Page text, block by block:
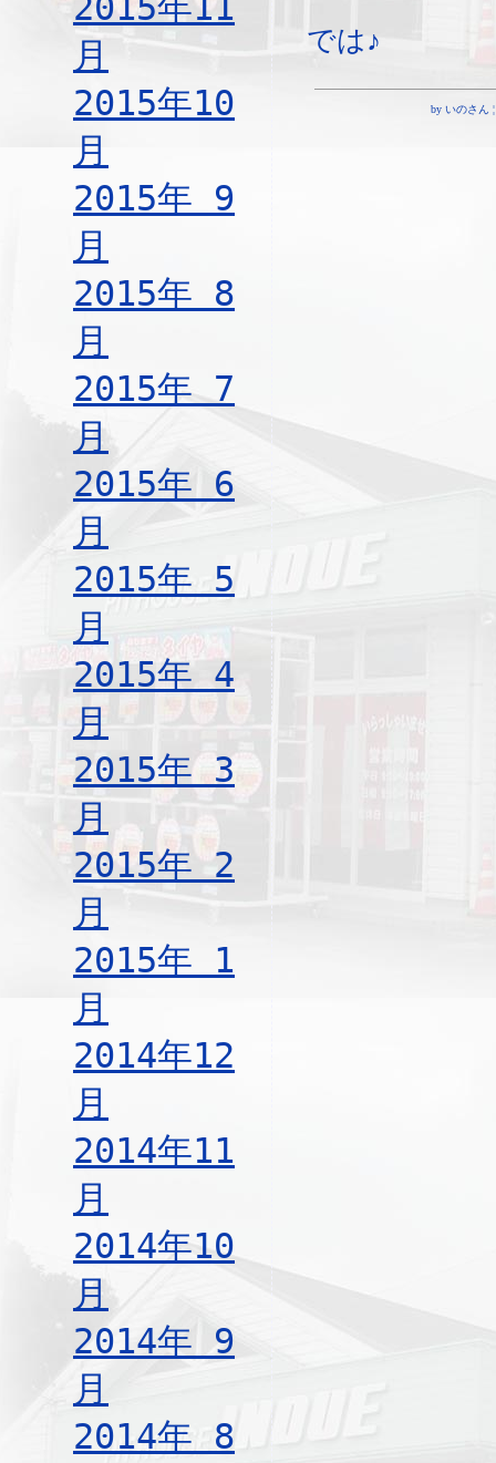
月
2015年10
月
2015年 9
月
2015年 8
月
2015年 7
月
2015年 6
月
2015年 5
月
2015年 4
月
2015年 3
月
2015年 2
月
2015年 1
月
2014年12
月
2014年11
月
2014年10
月
2014年 9
月
2014年 8
では♪
by いのさん